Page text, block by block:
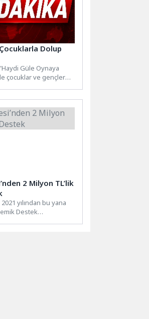
Dolup
Güle Oynaya
çocuklar ve gençler
2 Milyon TL’lik
yılından bu yana
Destek